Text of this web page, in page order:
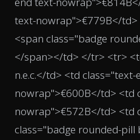
text-nowrap">€779B</td>
<span class="badge
</span></td> </tr> <tr>
n.e.c.</td> <td
nowrap">€600B</td> <td
nowrap">€572B</td> <td
class="badge rounded-pill